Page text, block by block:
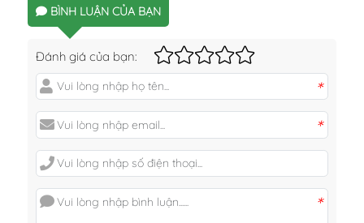
BÌNH LUẬN CỦA BẠN
Đánh giá của bạn:
*
*
*